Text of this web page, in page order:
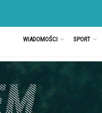
WIADOMOŚCI SPORT